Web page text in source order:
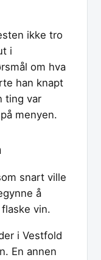
ikke tro
i
om hva
han knapt
ting var
menyen.
snart ville
å
vin.
i Vestfold
En annen